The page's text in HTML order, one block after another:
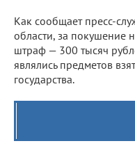
Как сообщает пресс-
области, за покушение
штраф — 300 тысяч
являлись предметов
государства.